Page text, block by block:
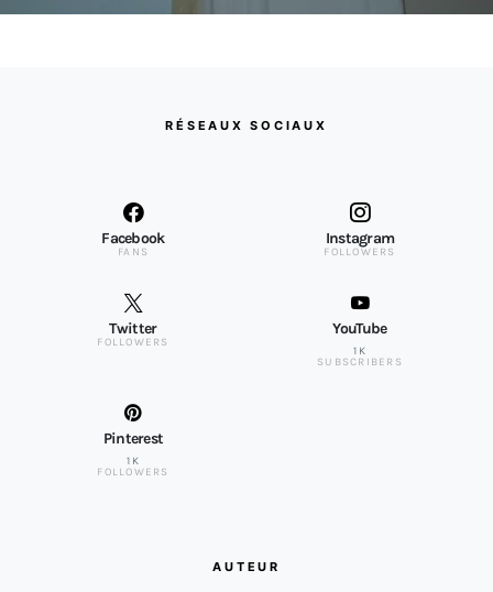
RÉSEAUX SOCIAUX
Facebook
FANS
Instagram
FOLLOWERS
Twitter
FOLLOWERS
YouTube
1K
SUBSCRIBERS
Pinterest
1K
FOLLOWERS
AUTEUR